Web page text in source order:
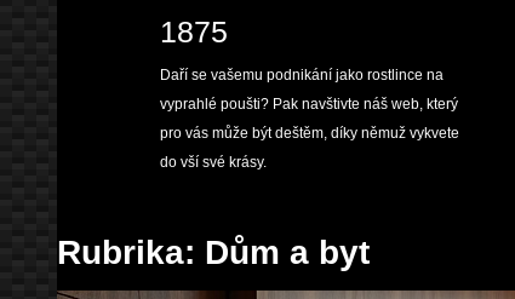
1875
Daří se vašemu podnikání jako rostlince na
vyprahlé poušti? Pak navštivte náš web, který
pro vás může být deštěm, díky němuž vykvete
do vší své krásy.
Rubrika: Dům a byt